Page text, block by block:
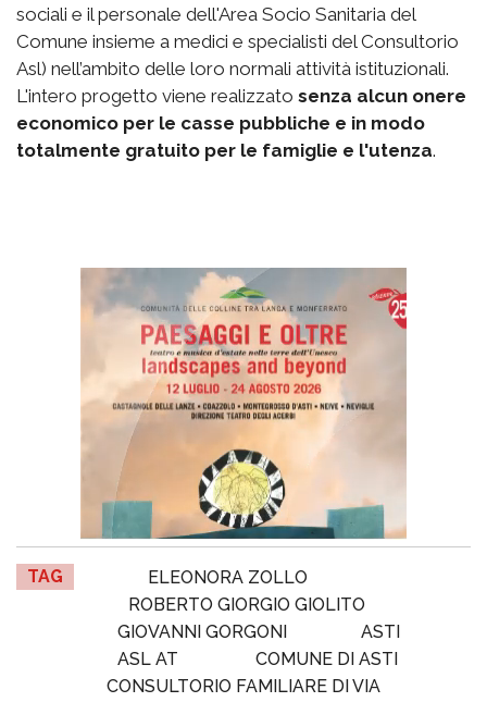
sociali e il personale dell'Area Socio Sanitaria del
Comune insieme a medici e specialisti del Consultorio
Asl) nell’ambito delle loro normali attività istituzionali.
L'intero progetto viene realizzato senza alcun onere
economico per le casse pubbliche e in modo
totalmente gratuito per le famiglie e l'utenza.
TAG
ELEONORA ZOLLO
ROBERTO GIORGIO GIOLITO
GIOVANNI GORGONI
ASTI
ASL AT
COMUNE DI ASTI
CONSULTORIO FAMILIARE DI VIA